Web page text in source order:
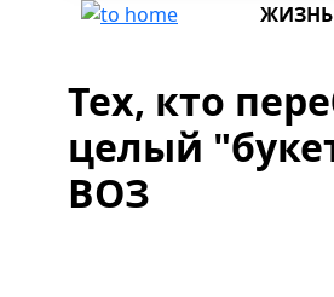
ЖИЗНЬ
Тех, кто
целый
ВОЗ